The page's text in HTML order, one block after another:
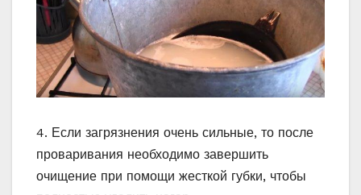
4. Если загрязнения очень сильные, то после
проваривания необходимо завершить
очищение при помощи жесткой губки, чтобы